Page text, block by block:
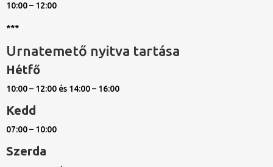
10:00 – 12:00
***
Urnatemető nyitva tartása
Hétfő
10:00 – 12:00 és 14:00 – 16:00
Kedd
07:00 – 10:00
Szerda